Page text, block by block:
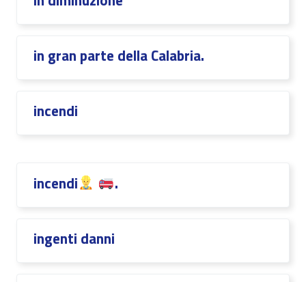
in gran parte della Calabria.
incendi
incendi .
ingenti danni